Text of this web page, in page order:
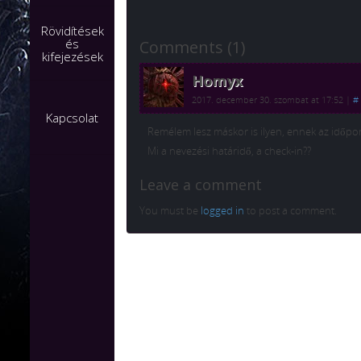
Rövidítések
és
kifejezések
Kapcsolat
Comments (1)
Homyx
2017. december 30. szombat at 17:52 #
Remélem lesz máskor is ilyen, ennek az
Mi a nevezési határidő, a check-in??
Leave a comment
You must be logged in to post a comment.